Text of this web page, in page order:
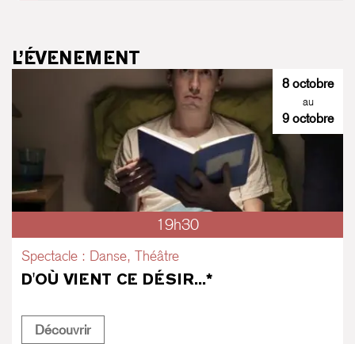
L’ÉVENEMENT
8 octobre
au
9 octobre
19h30
Spectacle : Danse, Théâtre
D'OÙ VIENT CE DÉSIR...*
DécouvrirD'où vient ce désir...*